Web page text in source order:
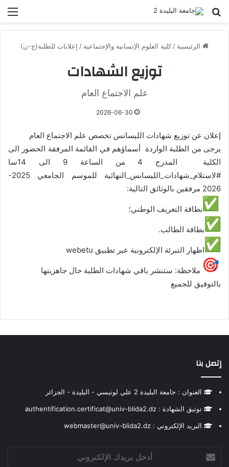
بحث عن
الرئيسية / كلية العلوم الإنسانية والإجتماعية / إعلانات للطلبة(ج-ن)
توزيع الشهادات
علم الاجتماع العام
2026-06-30
إعلان عن توزيع شهادات الليسانس تخصص علم الاجتماع العام
يرجى من الطلبة الواردة أسماؤهم في القائمة المرفقة الحضور الى
الكلية المدرج 4 من الساعة 9 الى 14سا
#لاستلام_شهادات_الليسانس_
النهائية للموسم الجامعي 2025-
2026 مرفقين بالوثائق التالية:
️️بطاقة التعريف الوطني؛
️بطاقة الطالب.
اظهار ️التبرئة الإلكترونية عبر تطبيق webetu
ملاحظة: ستنشر باقي شهادات الطلبة حال جاهزيتها
بالتوفيق للجميع
إتصل بنا
العنوان : جامعة البليدة 2 علي لونيسي - البليدة - الجزائر
توثيق الشهادة : authentification.certificat@univ-blida2.dz
البريد الإلكتروني : webmaster@univ-blida2.dz
بريدك